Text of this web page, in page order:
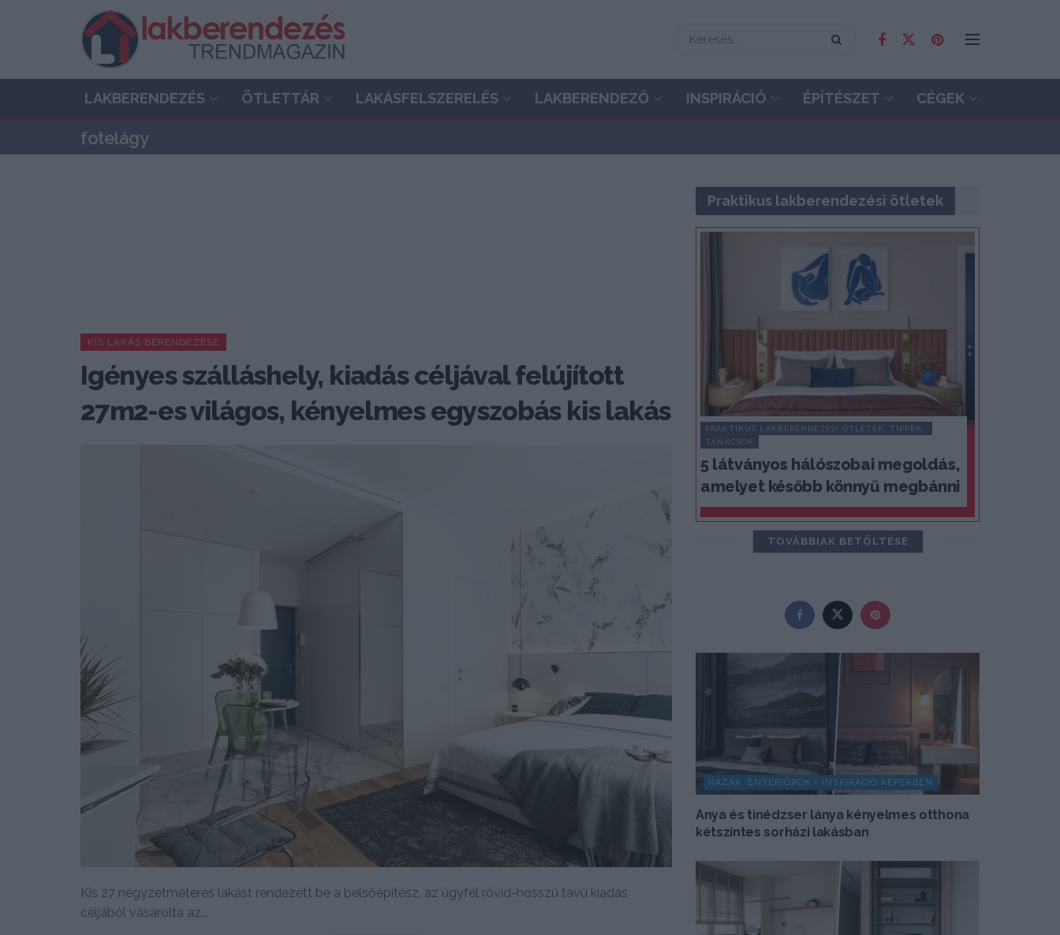
LAKBERENDEZÉS ÖTLETTÁR LAKÁSFELSZERELÉS LAKBERENDEZŐ INSPIRÁCIÓ ÉPÍTÉSZET CÉGEK
fotelágy
KIS LAKÁS BERENDEZÉSE
Igényes szálláshely, kiadás céljával felújított
27m2-es világos, kényelmes egyszobás kis lakás
Kis 27 négyzetméteres lakást rendezett be a belsőépítész, az ügyfél rövid-hosszú távú kiadás
céljából vásárolta az...
Praktikus lakberendezési ötletek
PRAKTIKUS LAKBERENDEZÉSI ÖTLETEK, TIPPEK,
TANÁCSOK
5 látványos hálószobai megoldás,
amelyet később könnyű megbánni
TOVÁBBIAK BETÖLTÉSE
HÁZAK, ENTERIŐRÖK - INSPIRÁCIÓ KÉPEKBEN
Anya és tinédzser lánya kényelmes otthona
kétszintes sorházi lakásban